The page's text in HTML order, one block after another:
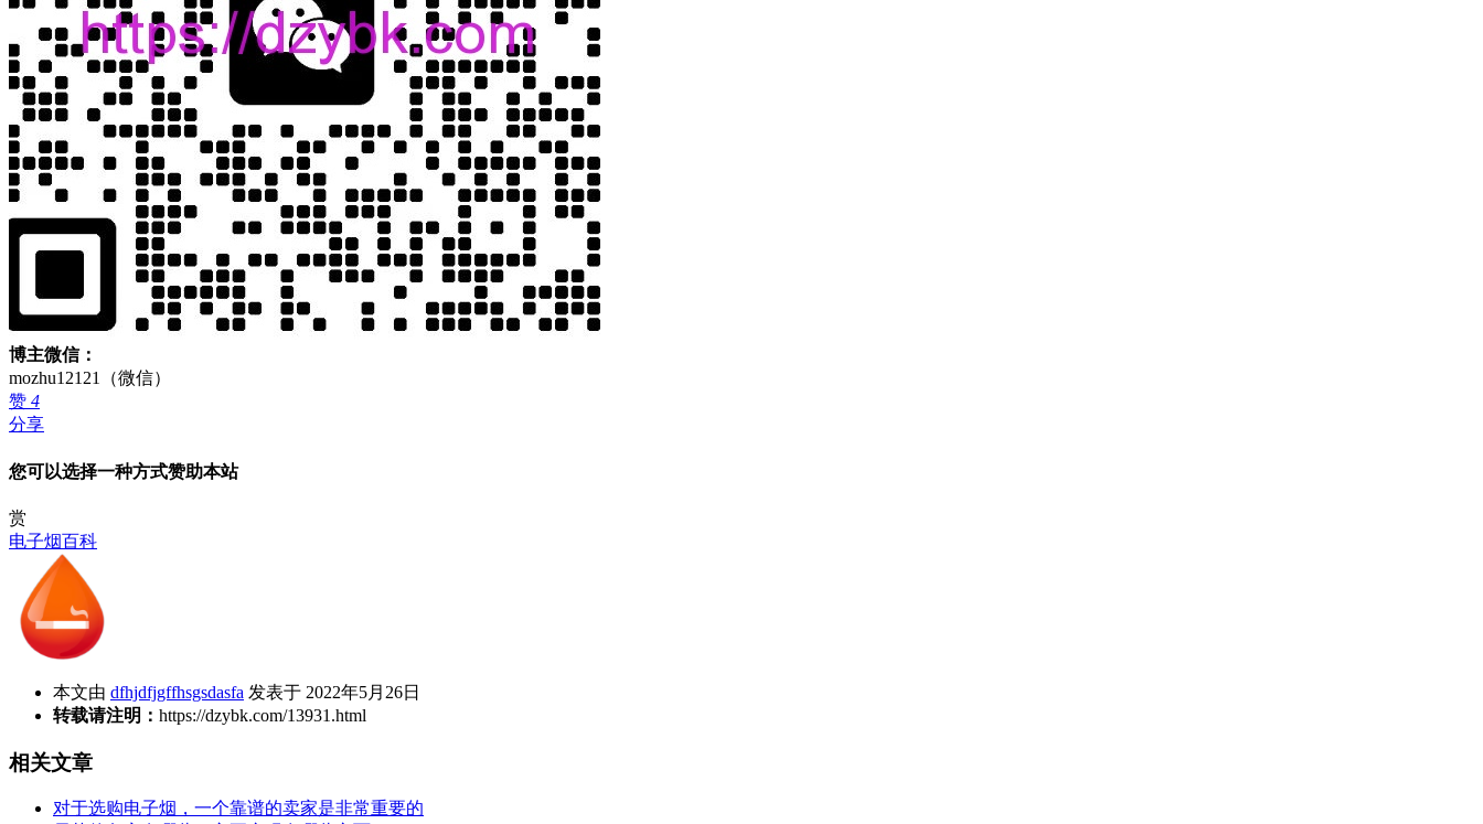
博主微信：
mozhu12121（微信）
赞 4
分享
您可以选择一种方式赞助本站
赏
电子烟百科
本文由 dfhjdfjgffhsgsdasfa 发表于 2022年5月26日
转载请注明： https://dzybk.com/13931.html
相关文章
对于选购电子烟，一个靠谱的卖家是非常重要的